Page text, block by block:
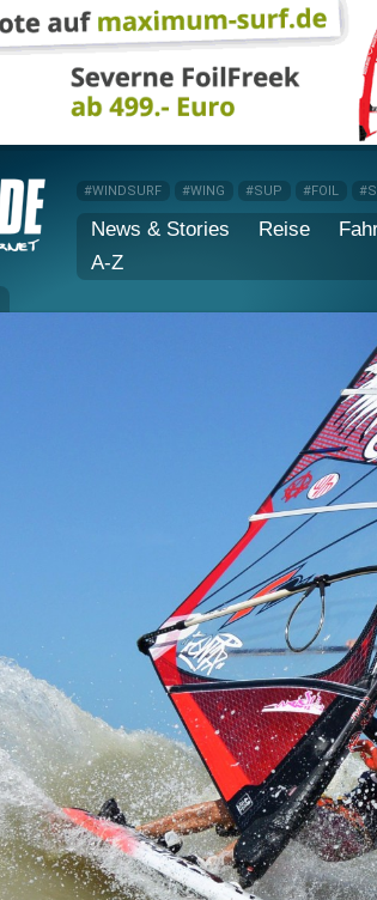
#WINDSURF #WING #SUP #FOIL
News & Stories Reise
A-Z